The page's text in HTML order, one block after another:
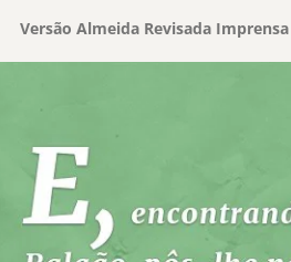
Versão Almeida Revisada